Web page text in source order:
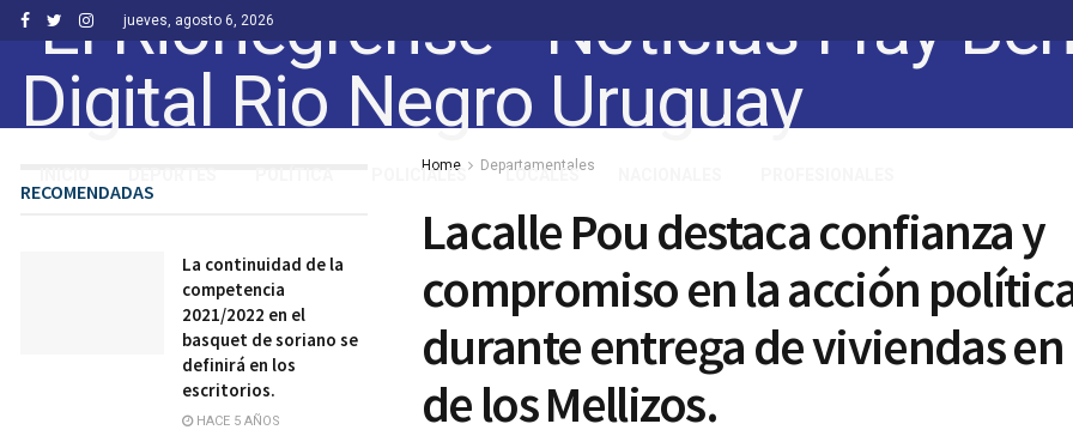
jueves, agosto 6, 2026
POLICIALES LOCALES
Home Departamentales
Lacalle Pou destaca confianza y
compromiso en la acción
durante entrega de viviendas en
de los Mellizos.
RECOMENDADAS
La continuidad de la
competencia
2021/2022 en el
basquet de soriano se
definirá en los
escritorios.
HACE 5 AÑOS